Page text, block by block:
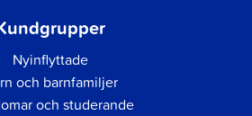
Nyinflyttade
och barnfamiljer
och studerande